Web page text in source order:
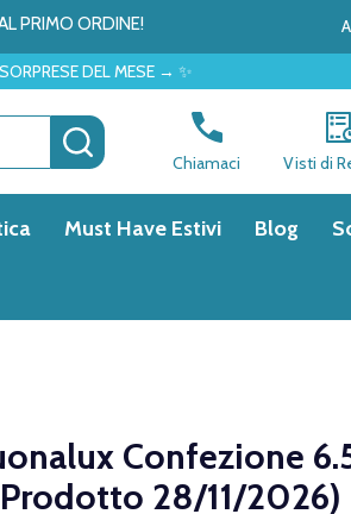
PRIMO ORDINE!
→ ✨
CERCA
Chiamaci Visti di
Must Have Estivi Blog
Confezione
28/11/2026)